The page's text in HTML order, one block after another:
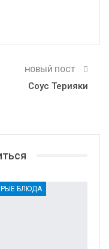
НОВЫЙ ПОСТ
Соус Терияки
БЛЮДА